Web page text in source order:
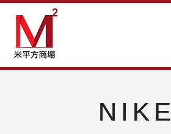
NIKE